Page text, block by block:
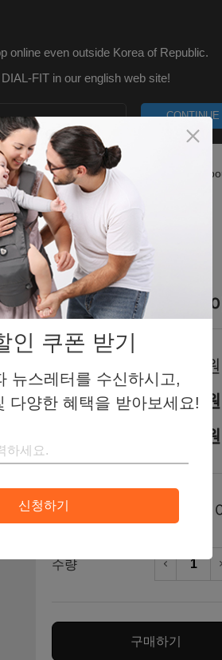
online even outside Korea of Republic.
FIT in our english web site!
CONTINUE
Blog Customer Care
메쉬 슬리핑 후드 - 네
19,000원
할인가 19,000원
18,050원
색상
수량
구매하기
인 쿠폰 받기
뉴스레터를 수신하시고,
다양한 혜택을 받아보세요!
신청하기